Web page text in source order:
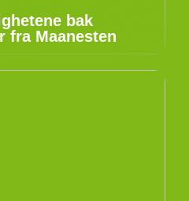
bak
fra Maanesten